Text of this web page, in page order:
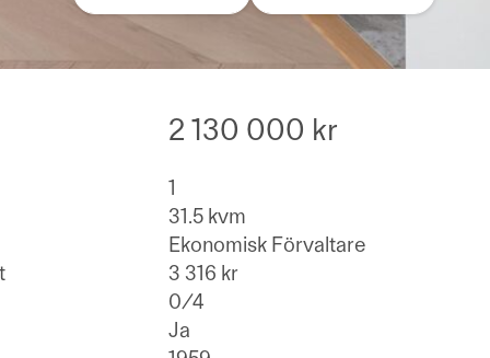
2 130 000 kr
1
31.5 kvm
Ekonomisk Förvaltare
3 316 kr
0/4
Ja